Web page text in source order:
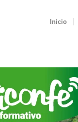
Inicio